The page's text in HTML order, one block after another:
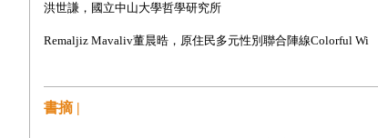
洪世謙，國立中山大學哲學研究所
Remaljiz Mavaliv董晨晧，原住民多元性別聯合陣線Colorful Wi
書摘 |